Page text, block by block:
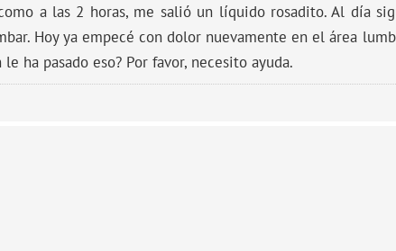
a las 2 horas, me salió un líquido rosadito. Al día
Hoy ya empecé con dolor nuevamente en el área
ha pasado eso? Por favor, necesito ayuda.